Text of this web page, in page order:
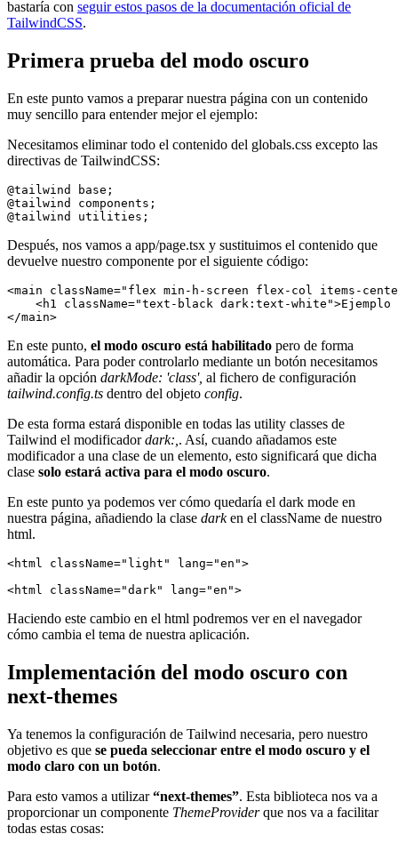
bastaría con seguir estos pasos de la documentación oficial de
TailwindCSS.
Primera prueba del modo oscuro
En este punto vamos a preparar nuestra página con un contenido
muy sencillo para entender mejor el ejemplo:
Necesitamos eliminar todo el contenido del globals.css excepto las
directivas de TailwindCSS:
@tailwind base;
@tailwind components;
Después, nos vamos a app/page.tsx y sustituimos el contenido que
devuelve nuestro componente por el siguiente código:
<main className="flex min-h-screen flex-col items-
<h1 className="text-black dark:text-white">Ejemplo
En este punto, el modo oscuro está habilitado pero de forma
automática. Para poder controlarlo mediante un botón necesitamos
añadir la opción darkMode: 'class', al fichero de configuración
tailwind.config.ts dentro del objeto config.
De esta forma estará disponible en todas las utility classes de
Tailwind el modificadordark:, . Así, cuando añadamos este
modificador a una clase de un elemento, esto significará que dicha
clase solo estará activa para el modo oscuro.
En este punto ya podemos ver cómo quedaría el dark mode en
nuestra página, añadiendo la clase darken el className de nuestro
html.
<html className="light" lang="en">
Haciendo este cambio en el html podremos ver en el navegador
cómo cambia el tema de nuestra aplicación.
Implementación del modo oscuro con
next-themes
Ya tenemos la configuración de Tailwind necesaria, pero nuestro
objetivo es que se pueda seleccionar entre el modo oscuro y el
modo claro con un botón.
Para esto vamos a utilizar“next-themes”. Esta biblioteca nos va a
proporcionar un componente ThemeProviderque nos va a facilitar
todas estas cosas: